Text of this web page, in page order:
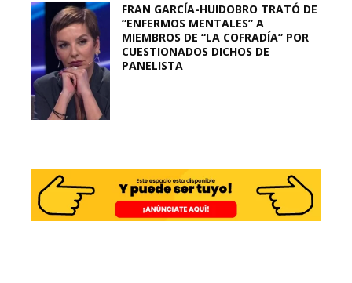
FRAN GARCÍA-HUIDOBRO TRATÓ DE
“ENFERMOS MENTALES” A
MIEMBROS DE “LA COFRADÍA” POR
CUESTIONADOS DICHOS DE
PANELISTA